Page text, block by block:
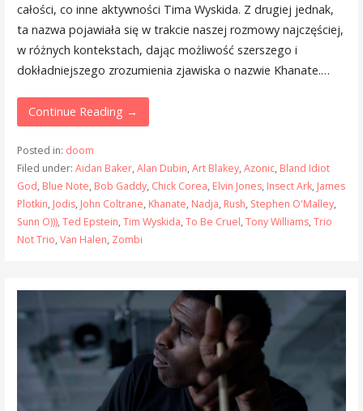
całości, co inne aktywności Tima Wyskida. Z drugiej jednak,
ta nazwa pojawiała się w trakcie naszej rozmowy najczęściej,
w różnych kontekstach, dając możliwość szerszego i
dokładniejszego zrozumienia zjawiska o nazwie Khanate.…
Continue Reading →
Posted in: doom
Filed under: Aidan Baker, Alan Dubin, Art Blakey, Azonic, Bland Idiot
God, Blue Note, Bob Gaddy, Chick Corea, Elvin Jones, Insect Ark, James
Plotkin, Jodis, John Coltrane, Khanate, Nadja, Rush, Stephen O'Malley,
Sunn O))), Ted Epstein, Tim Wyskida, To Be Cruel, Tony Williams, Trio
Not Trio, Van Halen, Zombi